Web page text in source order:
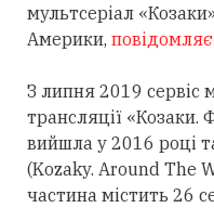
мультсеріал
Америки, повідомляє
З липня 2019 сервіс
трансляції «Козаки.
вийшла у 2016 році
(Kozaky. Around The
частина містить 26